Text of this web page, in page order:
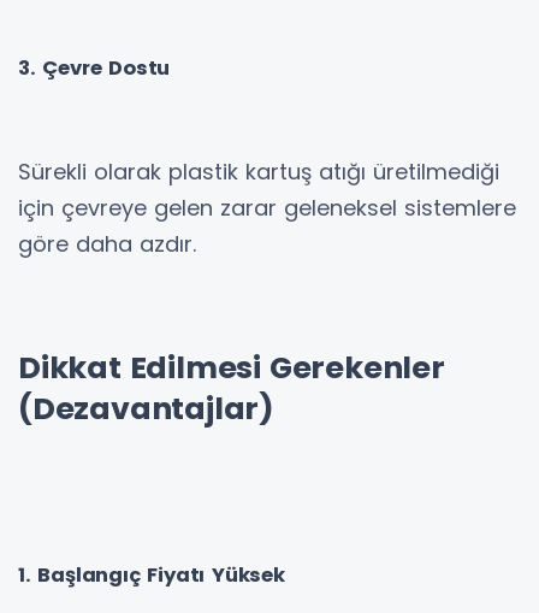
3. Çevre Dostu
Sürekli olarak plastik kartuş atığı üretilmediği
için çevreye gelen zarar geleneksel sistemlere
göre daha azdır.
Dikkat Edilmesi Gerekenler
(Dezavantajlar)
1. Başlangıç Fiyatı Yüksek